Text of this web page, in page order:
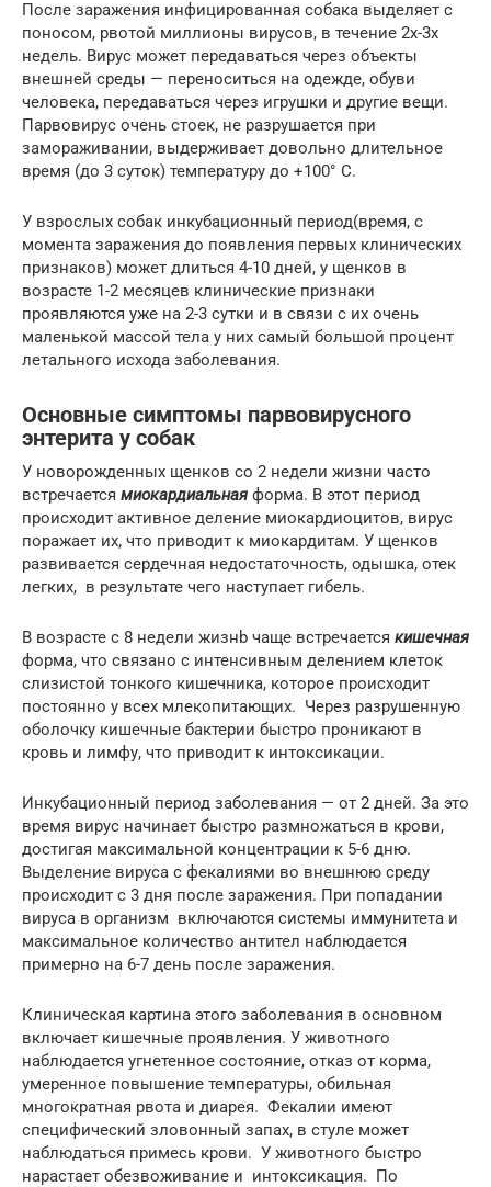
После заражения инфицированная собака выделяет с
поносом, рвотой миллионы вирусов, в течение 2х-3х
недель. Вирус может передаваться через объекты
внешней среды — переноситься на одежде, обуви
человека, передаваться через игрушки и другие вещи.
Парвовирус очень стоек, не разрушается при
замораживании, выдерживает довольно длительное
время (до 3 суток) температуру до +100° С.
У взрослых собак инкубационный период(время, с
момента заражения до появления первых клинических
признаков) может длиться 4-10 дней, у щенков в
возрасте 1-2 месяцев клинические признаки
проявляются уже на 2-3 сутки и в связи с их очень
маленькой массой тела у них самый большой процент
летального исхода заболевания.
Основные симптомы парвовирусного
энтерита у собак
У новорожденных щенков со 2 недели жизни часто
встречается миокардиальная форма. В этот период
происходит активное деление миокардиоцитов, вирус
поражает их, что приводит к миокардитам. У щенков
развивается сердечная недостаточность, одышка, отек
легких, в результате чего наступает гибель.
В возрасте с 8 недели жизнb чаще встречается кишечная
форма, что связано с интенсивным делением клеток
слизистой тонкого кишечника, которое происходит
постоянно у всех млекопитающих. Через разрушенную
оболочку кишечные бактерии быстро проникают в
кровь и лимфу, что приводит к интоксикации.
Инкубационный период заболевания — от 2 дней. За это
время вирус начинает быстро размножаться в крови,
достигая максимальной концентрации к 5-6 дню.
Выделение вируса с фекалиями во внешнюю среду
происходит с 3 дня после заражения. При попадании
вируса в организм включаются системы иммунитета и
максимальное количество антител наблюдается
примерно на 6-7 день после заражения.
Клиническая картина этого заболевания в основном
включает кишечные проявления. У животного
наблюдается угнетенное состояние, отказ от корма,
умеренное повышение температуры, обильная
многократная рвота и диарея. Фекалии имеют
специфический зловонный запах, в стуле может
наблюдаться примесь крови. У животного быстро
нарастает обезвоживание и интоксикация. По